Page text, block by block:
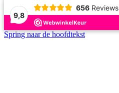
9,8
656 Reviews
Spring naar de hoofdtekst